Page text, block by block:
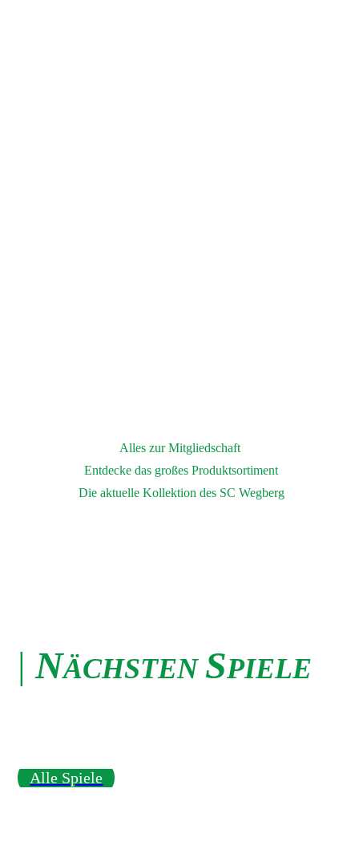
Alles zur Mitgliedschaft
Entdecke das großes Produktsortiment
Die aktuelle Kollektion des SC Wegberg
|NÄCHSTEN SPIELE
Alle Spiele